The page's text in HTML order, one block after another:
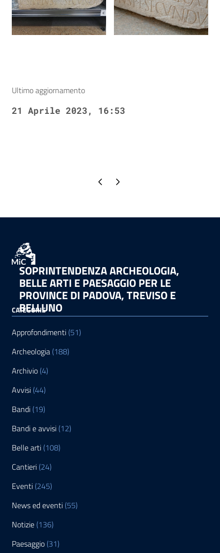
Ultimo aggiornamento
21 Aprile 2023, 16:53
Pagina precedente
Pagina successiva
SOPRINTENDENZA ARCHEOLOGIA,
BELLE ARTI E PAESAGGIO PER LE
PROVINCE DI PADOVA, TREVISO E
BELLUNO
CATEGORIE
Approfondimenti (51)
Archeologia (188)
Archivio (4)
Avvisi (44)
Bandi (19)
Bandi e avvisi (12)
Belle arti (108)
Cantieri (24)
Eventi (245)
News ed eventi (55)
Notizie (136)
Paesaggio (31)